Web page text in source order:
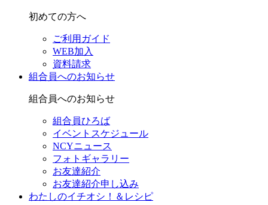
初めての方へ
ご利用ガイド
WEB加入
資料請求
組合員へのお知らせ
組合員へのお知らせ
組合員ひろば
イベントスケジュール
NCYニュース
フォトギャラリー
お友達紹介
お友達紹介申し込み
わたしのイチオシ！＆レシピ